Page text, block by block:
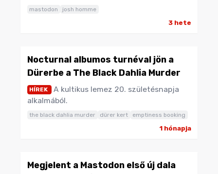
mastodon josh homme
3 hete
Nocturnal albumos turnéval jön a
Dürerbe a The Black Dahlia Murder
HÍREK
A kultikus lemez 20. születésnapja
alkalmából.
the black dahlia murder dürer kert emptiness booking
1 hónapja
Megjelent a Mastodon első új dala